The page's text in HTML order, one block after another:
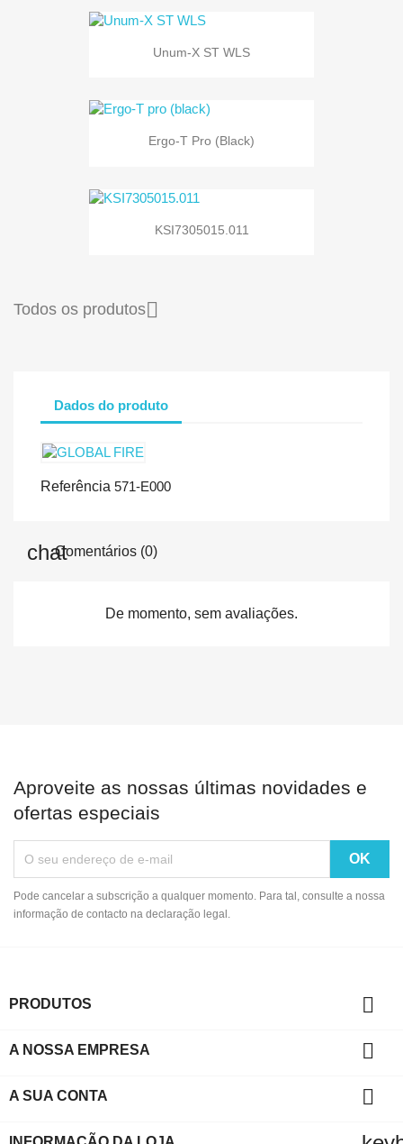
Unum-X ST WLS
Ergo-T Pro (black)
KSI7305015.011
Todos os produtos
Dados do produto
Referência 571-E000
Comentários (0)
De momento, sem avaliações.
Aproveite as nossas últimas novidades e
ofertas especiais
Pode cancelar a subscrição a qualquer momento. Para tal, consulte a nossa
informação de contacto na declaração legal.
PRODUTOS 
A NOSSA EMPRESA 
A SUA CONTA 